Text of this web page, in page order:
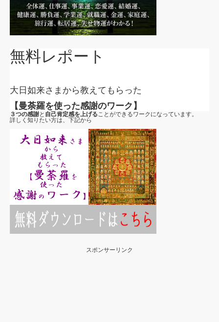
無料レポート
大日如来さまから教えてもらった
【曼荼羅を使った感謝のワーク】
３つの感謝と 自己肯定感を上げることができるワークになっています。
詳しく知りたい方は、下記から
スポンサーリンク